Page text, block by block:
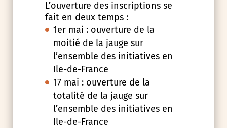
L’ouverture des inscriptions se
fait en deux temps :
1er mai : ouverture de la
moitié de la jauge sur
l’ensemble des initiatives en
Ile-de-France
17 mai : ouverture de la
totalité de la jauge sur
l’ensemble des initiatives en
Ile-de-France